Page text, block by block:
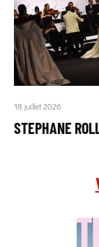
18 juillet 2026
STEPHANE